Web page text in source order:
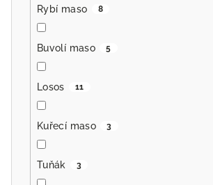
Rybí maso 8
Buvolí maso 5
Losos 11
Kuřecí maso 3
Tuňák 3